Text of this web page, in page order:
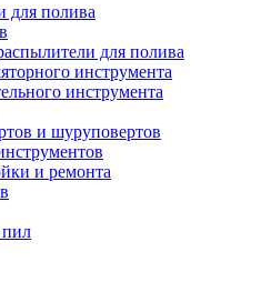
для полива
для полива
инструмента
инструмента
и шуруповертов
и ремонта